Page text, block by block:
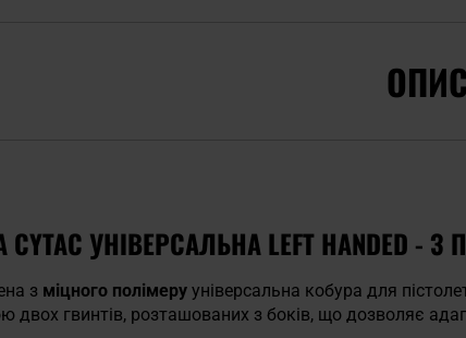
ОПИС
CYTAC УНІВЕРСАЛЬНА LEFT HANDED
з міцного полімеру універсальна кобура для
двох гвинтів, розташованих з боків, що дозволяє